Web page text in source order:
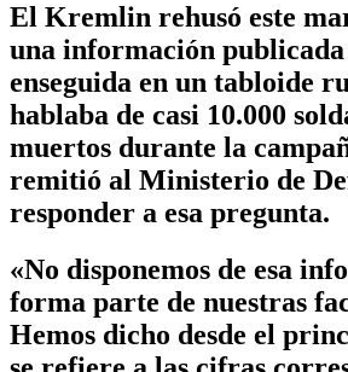
El Kremlin rehusó este
una información
enseguida en un tabloide
hablaba de casi 10.000
muertos durante la
remitió al Ministerio de
responder a esa pregunta.
«No disponemos de esa
forma parte de nuestras
Hemos dicho desde el